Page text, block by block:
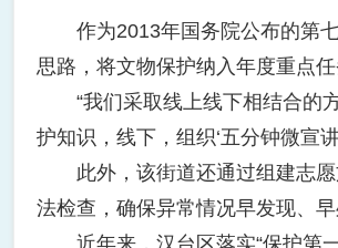
作为2013年国务院公布的第七
思路，将文物保护纳入年度重点
“我们采取线上线下相结合的方
护知识，线下，组织‘五分钟微宣
此外，该街道还通过组建志愿
法检查，确保异常情况早发现、早
近年来，汉台区落实“保护第一